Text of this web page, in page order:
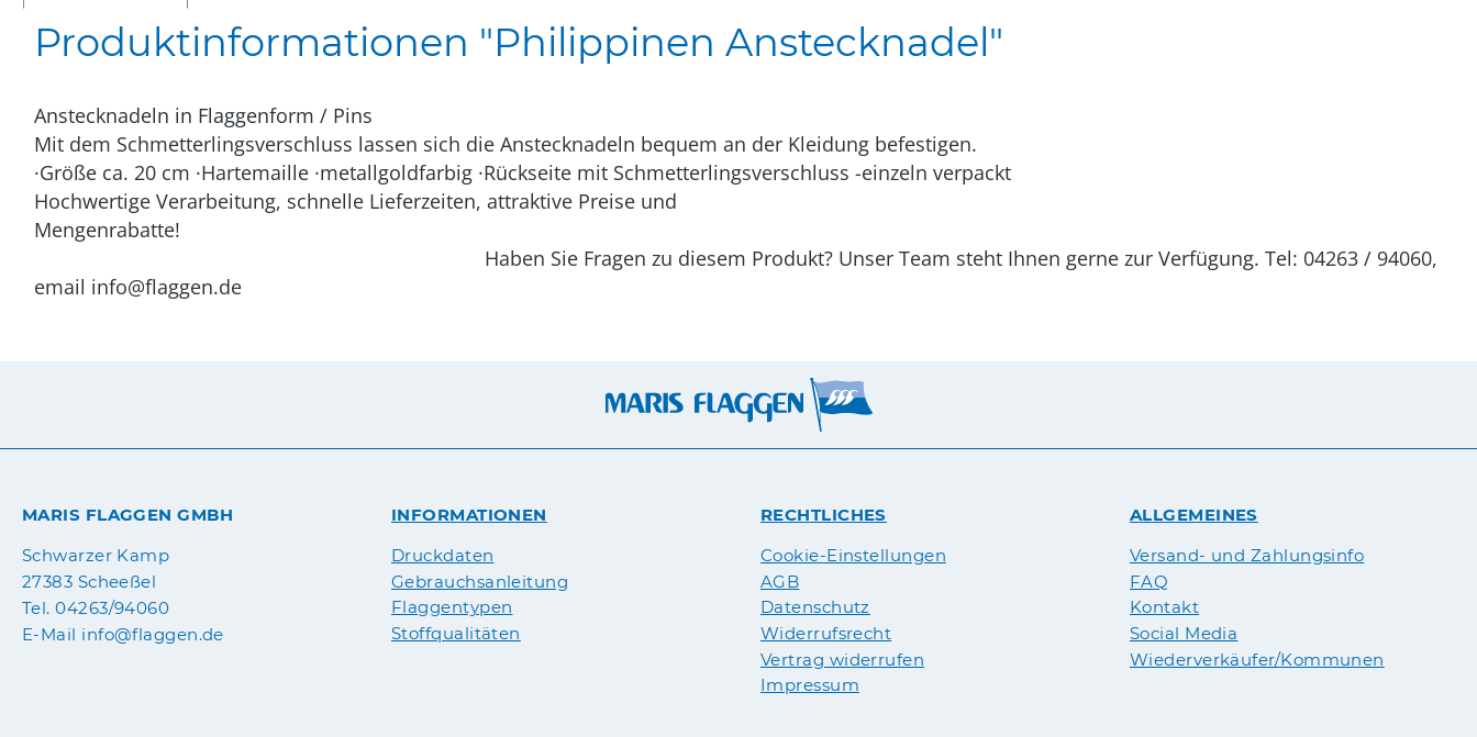
Produktinformationen "Philippinen Anstecknadel"
Anstecknadeln in Flaggenform / Pins
Mit dem Schmetterlingsverschluss lassen sich die Anstecknadeln bequem an der Kleidung befestigen.
·Größe ca. 20 cm ·Hartemaille ·metallgoldfarbig ·Rückseite mit Schmetterlingsverschluss -einzeln verpackt
Hochwertige Verarbeitung, schnelle Lieferzeiten, attraktive Preise und
Mengenrabatte!
Haben Sie Fragen zu diesem Produkt? Unser Team steht Ihnen gerne zur Verfügung. Tel: 04263 / 94060,
email info@flaggen.de
MARIS FLAGGEN GMBH
Schwarzer Kamp
27383 Scheeßel
Tel. 04263/94060
E-Mail info@flaggen.de
INFORMATIONEN
Druckdaten
Gebrauchsanleitung
Flaggentypen
Stoffqualitäten
RECHTLICHES
Cookie-Einstellungen
AGB
Datenschutz
Widerrufsrecht
Vertrag widerrufen
Impressum
ALLGEMEINES
Versand- und Zahlungsinfo
FAQ
Kontakt
Social Media
Wiederverkäufer/Kommunen